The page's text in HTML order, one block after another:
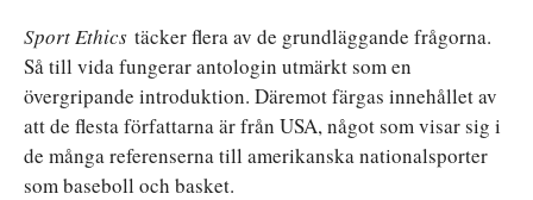
Sport Ethics täcker flera av de grundläggande frågorna.
Så till vida fungerar antologin utmärkt som en
övergripande introduktion. Däremot färgas innehållet av
att de flesta författarna är från USA, något som visar sig i
de många referenserna till amerikanska nationalsporter
som baseboll och basket.